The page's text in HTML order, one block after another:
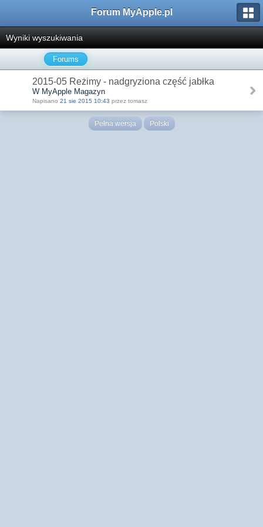
Forum MyApple.pl
Wyniki wyszukiwania
Forums
2015-05 Reżimy - nadgryziona część jabłka
W MyApple Magazyn
Napisano 21 sie 2015 10:43 przez tomasz
Pełna wersja Polski